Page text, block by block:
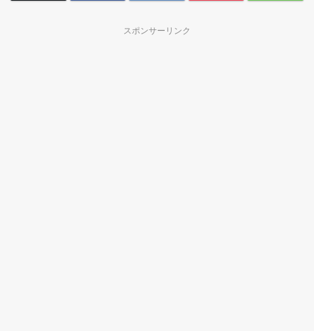
スポンサーリンク